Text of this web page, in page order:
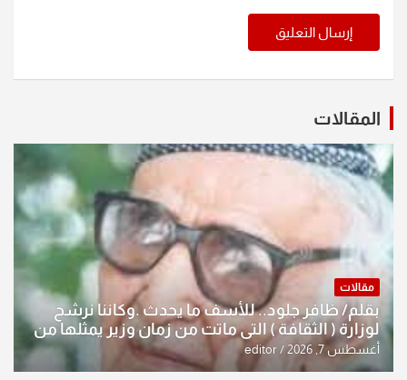
المقالات
مقالات
بقلم/ ظافر جلود.. للأسف ما يحدث .وكاننا نرشح
لوزارة ( الثقافة ) التي ماتت من زمان وزير يمثلها من
النخبة والإرث العظيم للثقافة العراقية..
أغسطس 7, 2026 editor